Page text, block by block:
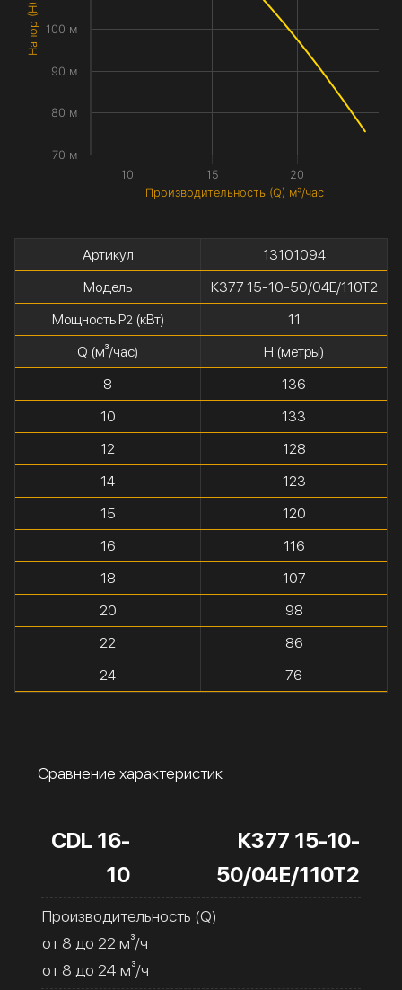
Производительность (Q) м³/час
10 15 20
70 м
80 м
90 м
100 м
Артикул
13101094
Модель
К377 15-10-50/04Е/110Т2
Мощность P2(кВт)
11
Q (м³/час)
H (метры)
8
136
10
133
12
128
14
123
15
120
16
116
18
107
20
98
22
86
24
76
Сравнение характеристик
CDL 16-
10
К377 15-10-
50/04Е/110Т2
Производительность (Q)
от 8 до 22 м³/ч
от 8 до 24 м³/ч